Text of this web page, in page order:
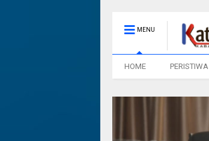
MENU
HOME PERISTIWA